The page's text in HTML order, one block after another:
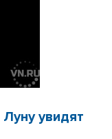
увидят